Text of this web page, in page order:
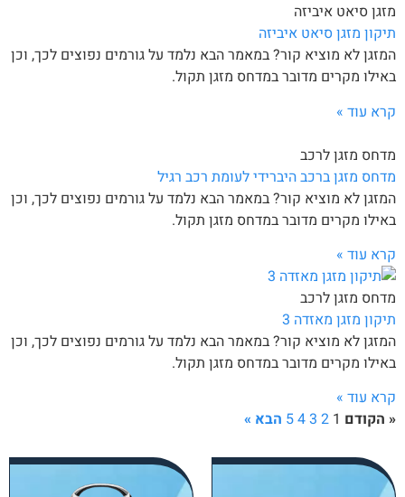
מזגן סיאט איביזה
תיקון מזגן סיאט איביזה
המזגן לא מוציא קור? במאמר הבא נלמד על גורמים נפוצים לכך, וכן
באילו מקרים מדובר במדחס מזגן תקול.
קרא עוד »
מדחס מזגן לרכב
מדחס מזגן ברכב היברידי לעומת רכב רגיל
המזגן לא מוציא קור? במאמר הבא נלמד על גורמים נפוצים לכך, וכן
באילו מקרים מדובר במדחס מזגן תקול.
קרא עוד »
מדחס מזגן לרכב
תיקון מזגן מאזדה 3
המזגן לא מוציא קור? במאמר הבא נלמד על גורמים נפוצים לכך, וכן
באילו מקרים מדובר במדחס מזגן תקול.
קרא עוד »
« הקודם 1
2
3
4
5 הבא »